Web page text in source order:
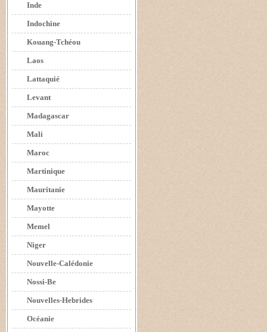
Inde
Indochine
Kouang-Tchéou
Laos
Lattaquié
Levant
Madagascar
Mali
Maroc
Martinique
Mauritanie
Mayotte
Memel
Niger
Nouvelle-Calédonie
Nossi-Be
Nouvelles-Hebrides
Océanie